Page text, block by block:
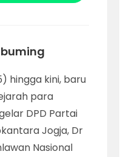
hingga kini, baru
para
DPD Partai
Jogja, Dr
Nasional